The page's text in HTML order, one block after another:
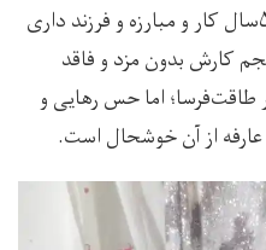
حالا عارفه ۲۲ساله شده است. او ۵سال کار و مبارزه و فرزند داری
کارش بدون مزد و فاقد
اما حس رهایی و
از آن خوشحال است.